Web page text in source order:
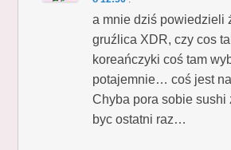
a mnie dziś powiedzieli
gruźlica XDR, czy cos
koreańczyki coś tam
potajemnie… coś jest
Chyba pora sobie sushi
byc ostatni raz…